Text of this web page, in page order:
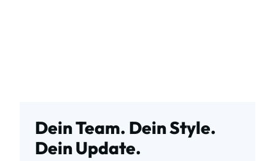
Dein Team. Dein Style.
Dein Update.